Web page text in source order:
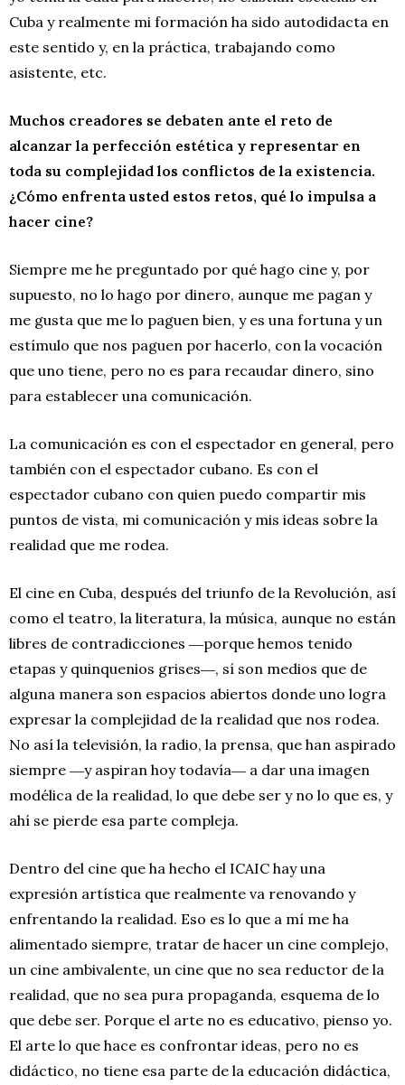
Cuba y realmente mi formación ha sido autodidacta en
este sentido y, en la práctica, trabajando como
asistente, etc.
Muchos creadores se debaten ante el reto de
alcanzar la perfección estética y representar en
toda su complejidad los conflictos de la existencia.
¿Cómo enfrenta usted estos retos, qué lo impulsa a
hacer cine?
Siempre me he preguntado por qué hago cine y, por
supuesto, no lo hago por dinero, aunque me pagan y
me gusta que me lo paguen bien, y es una fortuna y un
estímulo que nos paguen por hacerlo, con la vocación
que uno tiene, pero no es para recaudar dinero, sino
para establecer una comunicación.
La comunicación es con el espectador en general, pero
también con el espectador cubano. Es con el
espectador cubano con quien puedo compartir mis
puntos de vista, mi comunicación y mis ideas sobre la
realidad que me rodea.
El cine en Cuba, después del triunfo de la Revolución, así
como el teatro, la literatura, la música, aunque no están
libres de contradicciones ―porque hemos tenido
etapas y quinquenios grises―, sí son medios que de
alguna manera son espacios abiertos donde uno logra
expresar la complejidad de la realidad que nos rodea.
No así la televisión, la radio, la prensa, que han aspirado
siempre ―y aspiran hoy todavía― a dar una imagen
modélica de la realidad, lo que debe ser y no lo que es, y
ahí se pierde esa parte compleja.
Dentro del cine que ha hecho el ICAIC hay una
expresión artística que realmente va renovando y
enfrentando la realidad. Eso es lo que a mí me ha
alimentado siempre, tratar de hacer un cine complejo,
un cine ambivalente, un cine que no sea reductor de la
realidad, que no sea pura propaganda, esquema de lo
que debe ser. Porque el arte no es educativo, pienso yo.
El arte lo que hace es confrontar ideas, pero no es
didáctico, no tiene esa parte de la educación didáctica,